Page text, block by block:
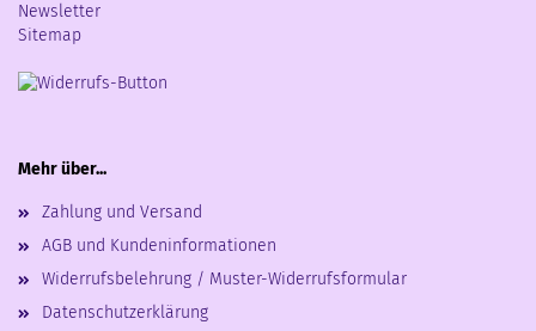
Newsletter
Sitemap
Mehr über...
Zahlung und Versand
AGB und Kundeninformationen
Widerrufsbelehrung / Muster-Widerrufsformular
Datenschutzerklärung